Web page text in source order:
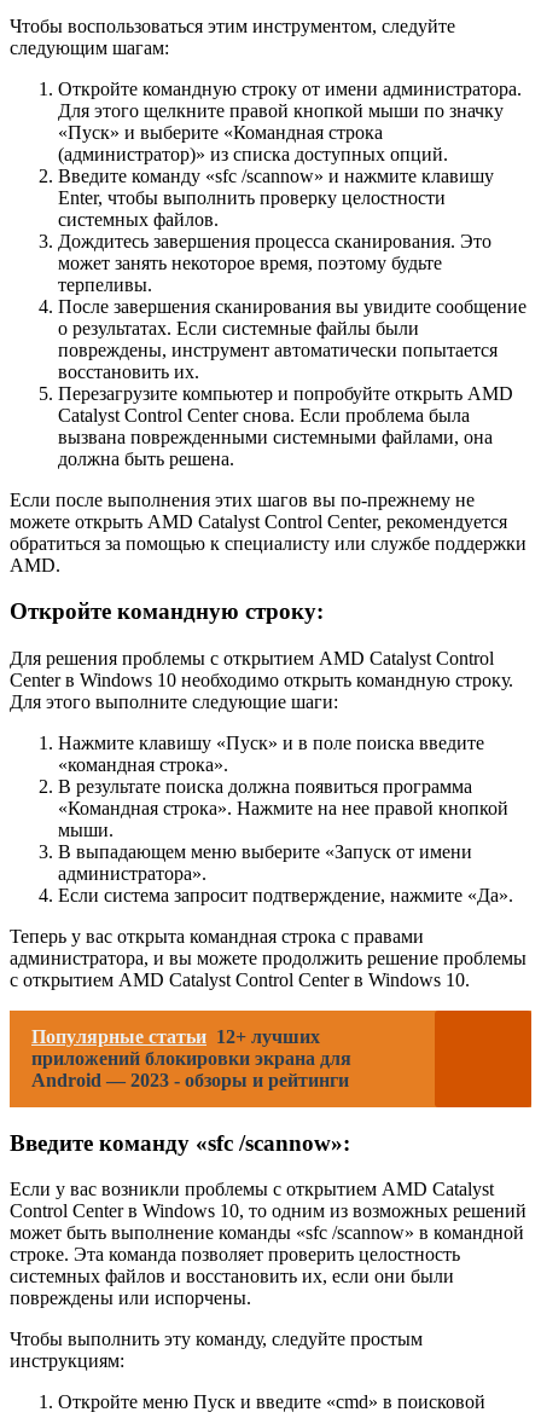
Чтобы воспользоваться этим инструментом, следуйте
следующим шагам:
Откройте командную строку от имени администратора.
Для этого щелкните правой кнопкой мыши по значку
«Пуск» и выберите «Командная строка
(администратор)» из списка доступных опций.
Введите команду «sfc /scannow» и нажмите клавишу
Enter, чтобы выполнить проверку целостности
системных файлов.
Дождитесь завершения процесса сканирования. Это
может занять некоторое время, поэтому будьте
терпеливы.
После завершения сканирования вы увидите сообщение
о результатах. Если системные файлы были
повреждены, инструмент автоматически попытается
восстановить их.
Перезагрузите компьютер и попробуйте открыть AMD
Catalyst Control Center снова. Если проблема была
вызвана поврежденными системными файлами, она
должна быть решена.
Если после выполнения этих шагов вы по-прежнему не
можете открыть AMD Catalyst Control Center, рекомендуется
обратиться за помощью к специалисту или службе поддержки
AMD.
Откройте командную строку:
Для решения проблемы с открытием AMD Catalyst Control
Center в Windows 10 необходимо открыть командную строку.
Для этого выполните следующие шаги:
Нажмите клавишу «Пуск» и в поле поиска введите
«командная строка».
В результате поиска должна появиться программа
«Командная строка». Нажмите на нее правой кнопкой
мыши.
В выпадающем меню выберите «Запуск от имени
администратора».
Если система запросит подтверждение, нажмите «Да».
Теперь у вас открыта командная строка с правами
администратора, и вы можете продолжить решение проблемы
с открытием AMD Catalyst Control Center в Windows 10.
Популярные статьи 12+ лучших
приложений блокировки экрана для
Android — 2023 - обзоры и рейтинги
Введите команду «sfc /scannow»:
Если у вас возникли проблемы с открытием AMD Catalyst
Control Center в Windows 10, то одним из возможных решений
может быть выполнение команды «sfc /scannow» в командной
строке. Эта команда позволяет проверить целостность
системных файлов и восстановить их, если они были
повреждены или испорчены.
Чтобы выполнить эту команду, следуйте простым
инструкциям:
Откройте меню Пуск и введите «cmd» в поисковой